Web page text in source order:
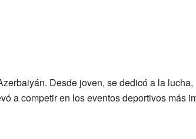
Desde joven, se dedicó a la lucha,
a competir en los eventos deportivos más